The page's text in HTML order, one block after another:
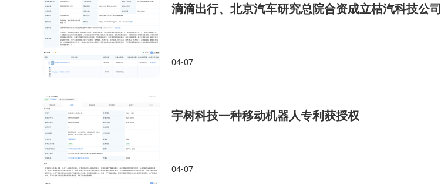
滴滴出行、北京汽车研究总院合资成立桔汽科技公司
04-07
宇树科技一种移动机器人专利获授权
04-07